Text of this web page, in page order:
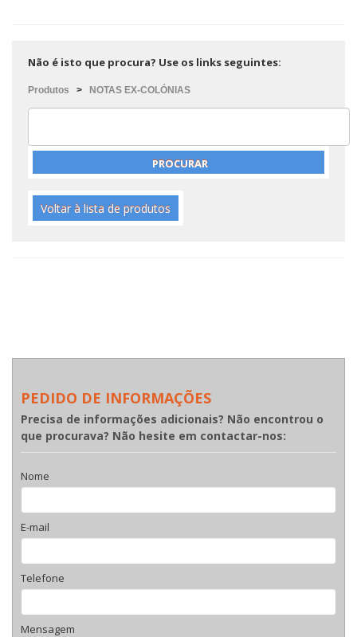
Não é isto que procura? Use os links seguintes:
Produtos > NOTAS EX-COLÓNIAS
Voltar à lista de produtos
PEDIDO DE INFORMAÇÕES
Precisa de informações adicionais? Não encontrou o
que procurava? Não hesite em contactar-nos:
Nome
E-mail
Telefone
Mensagem